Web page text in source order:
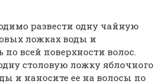
развести одну чайную
ложках воды и
по всей поверхности волос.
столовую ложку яблочного
и наносите ее на волосы по